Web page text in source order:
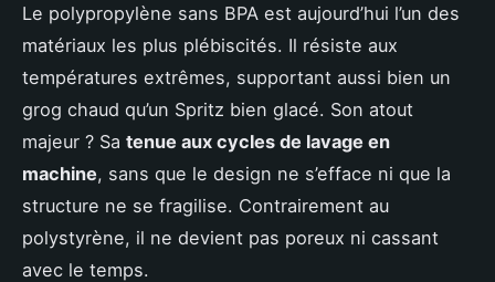
Le polypropylène sans BPA est aujourd’hui l’un des
matériaux les plus plébiscités. Il résiste aux
températures extrêmes, supportant aussi bien un
grog chaud qu’un Spritz bien glacé. Son atout
majeur ? Sa tenue aux cycles de lavage en
machine, sans que le design ne s’efface ni que la
structure ne se fragilise. Contrairement au
polystyrène, il ne devient pas poreux ni cassant
avec le temps.